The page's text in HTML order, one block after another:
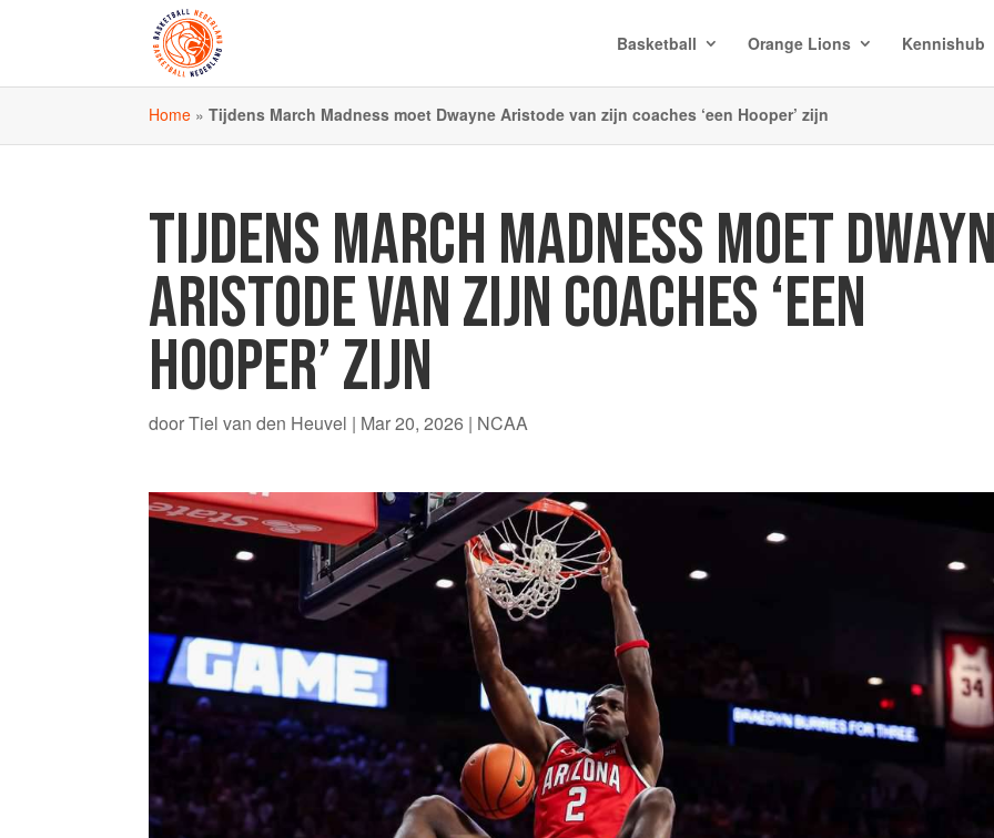
Basketball Orange Lions Kennishub
Home »Tijdens March Madness moet Dwayne Aristode van zijn coaches ‘een Hooper’ zijn
TIJDENS MARCH MADNESS MOET
ARISTODE VAN ZIJN COACHES ‘EEN
HOOPER’ ZIJN
doorTiel van den Heuvel | Mar 20, 2026 | NCAA